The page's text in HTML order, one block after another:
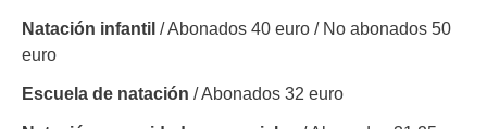
Natación infantil / Abonados 40 euro / No abonados 50
euro
Escuela de natación / Abonados 32 euro